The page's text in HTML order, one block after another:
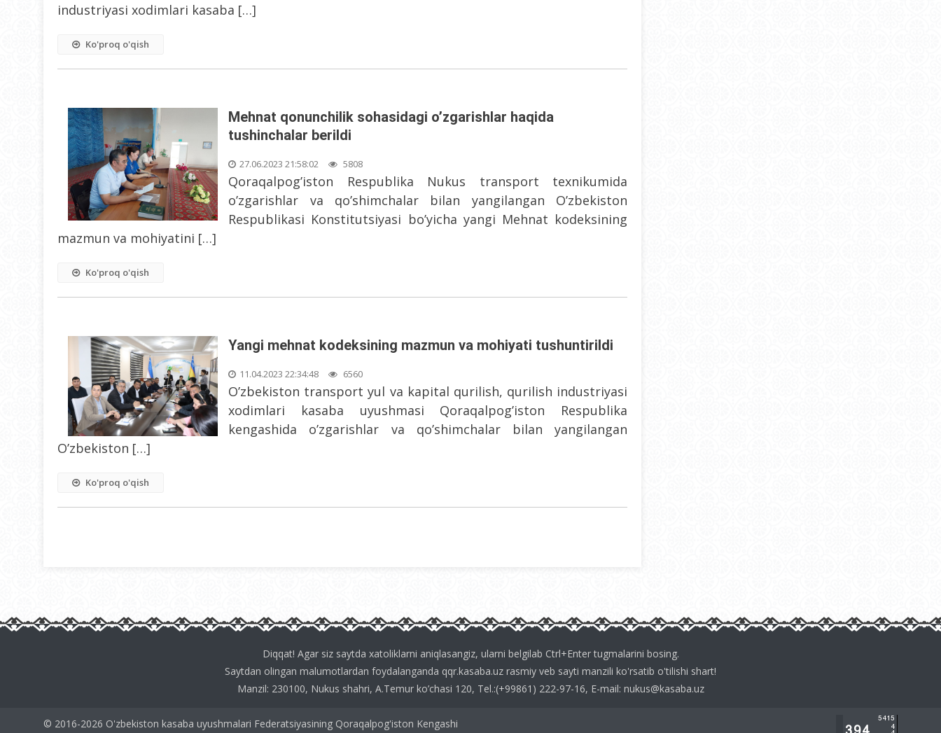
industriyasi xodimlari kasaba […]
Ko'proq o'qish
Mehnat qonunchilik sohasidagi o’zgarishlar haqida
tushinchalar berildi
27.06.2023 21:58:02 5808
Qoraqalpog’iston Respublika Nukus transport texnikumida
o’zgarishlar va qo’shimchalar bilan yangilangan O’zbekiston
Respublikasi Konstitutsiyasi bo’yicha yangi Mehnat kodeksining
mazmun va mohiyatini […]
Ko'proq o'qish
Yangi mehnat kodeksining mazmun va mohiyati tushuntirildi
11.04.2023 22:34:48 6560
O’zbekiston transport yul va kapital qurilish, qurilish industriyasi
xodimlari kasaba uyushmasi Qoraqalpog’iston Respublika
kengashida o’zgarishlar va qo’shimchalar bilan yangilangan
O’zbekiston […]
Ko'proq o'qish
Diqqat! Agar siz saytda xatoliklarni aniqlasangiz, ularni belgilab Ctrl+Enter tugmalarini bosing.
Sаytdаn olingаn mаlumоtlаrdаn fоydаlаngаndа qqr.kasaba.uz rаsmiy vеb sаyti mаnzili ko'rsаtib o'tilishi shаrt!
Mаnzil: 230100, Nukus shаhri, А.Tеmur ko’chаsi 120, Tеl.:(+99861) 222-97-16, E-mail: nukus@kasaba.uz
© 2016-2026 O'zbekiston kasaba uyushmalari Federatsiyasining Qoraqalpog'iston Kengashi